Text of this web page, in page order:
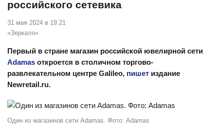
российского сетевика
31 мая 2024 в 19.21
«Зеркало»
Первый в стране магазин российской ювелирной сети
Adamas откроется в столичном торгово-
развлекательном центре Galileo, пишет издание
Newretail.ru.
Один из магазинов сети Adamas. Фото: Adamas